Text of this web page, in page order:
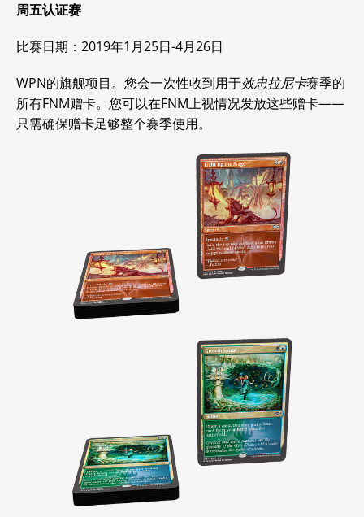
周五认证赛
比赛日期：2019年1月25日-4月26日
WPN的旗舰项目。您会一次性收到用于效忠拉尼卡赛季的
所有FNM赠卡。您可以在FNM上视情况发放这些赠卡——
只需确保赠卡足够整个赛季使用。